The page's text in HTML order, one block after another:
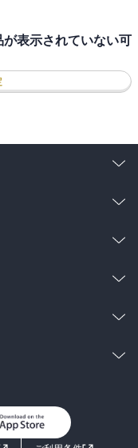
表示されていない可
けラノベ
合わせ